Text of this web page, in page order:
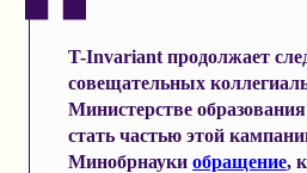
T-Invariant продолжает
совещательных
Министерстве
стать частью этой
Минобрнауки обращение,